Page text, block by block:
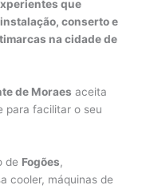
que
conserto e
na cidade de
de Moraes aceita
para facilitar o seu
de Fogões,
cooler, máquinas de